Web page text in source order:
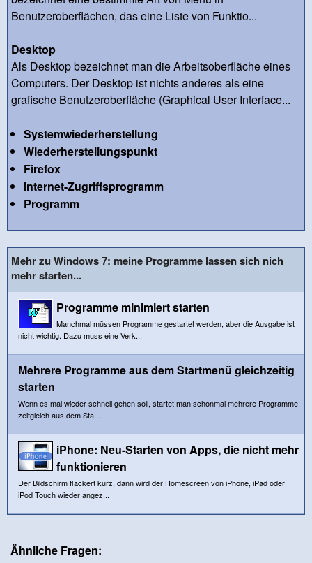
Benutzeroberflächen, das eine Liste von Funktio...
Desktop
Als Desktop bezeichnet man die Arbeitsoberfläche eines
Computers. Der Desktop ist nichts anderes als eine
grafische Benutzeroberfläche (Graphical User Interface...
Systemwiederherstellung
Wiederherstellungspunkt
Firefox
Internet-Zugriffsprogramm
Programm
Mehr zu Windows 7: meine Programme lassen sich nich
mehr starten...
Programme minimiert starten
Manchmal müssen Programme gestartet werden, aber die Ausgabe ist
nicht wichtig. Dazu muss eine Verk...
Mehrere Programme aus dem Startmenü gleichzeitig
starten
Wenn es mal wieder schnell gehen soll, startet man schonmal mehrere Programme
zeitgleich aus dem Sta...
iPhone: Neu-Starten von Apps, die nicht mehr
funktionieren
Der Bildschirm flackert kurz, dann wird der Homescreen von iPhone, iPad oder
iPod Touch wieder angez...
Ähnliche Fragen: